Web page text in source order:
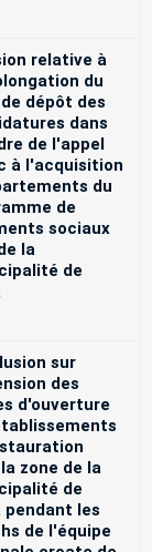
relative à
du
dépôt des
dans
de l'appel
à l'acquisition
du
de
sociaux
la
de
sur
des
d'ouverture
zone de la
de
pendant les
de l'équipe